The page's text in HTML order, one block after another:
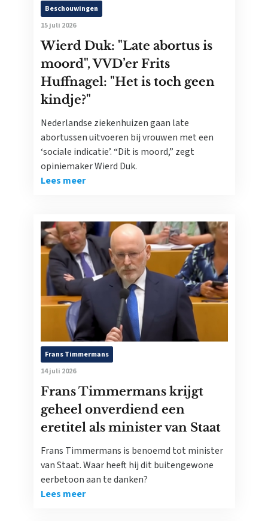
Beschouwingen
15 juli 2026
Wierd Duk: "Late abortus is
moord", VVD’er Frits
Huffnagel: "Het is toch geen
kindje?"
Nederlandse ziekenhuizen gaan late
abortussen uitvoeren bij vrouwen met een
‘sociale indicatie’. “Dit is moord,” zegt
opiniemaker Wierd Duk.
Lees meer
Frans Timmermans
14 juli 2026
Frans Timmermans krijgt
geheel onverdiend een
eretitel als minister van Staat
Frans Timmermans is benoemd tot minister
van Staat. Waar heeft hij dit buitengewone
eerbetoon aan te danken?
Lees meer